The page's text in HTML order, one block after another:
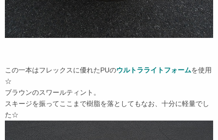
この一本はフレックスに優れたPUのウルトラライトフォームを使用
☆
ブラウンのスワールティント。
スキージを振ってここまで樹脂を落としてもなお、十分に軽量でし
た☆